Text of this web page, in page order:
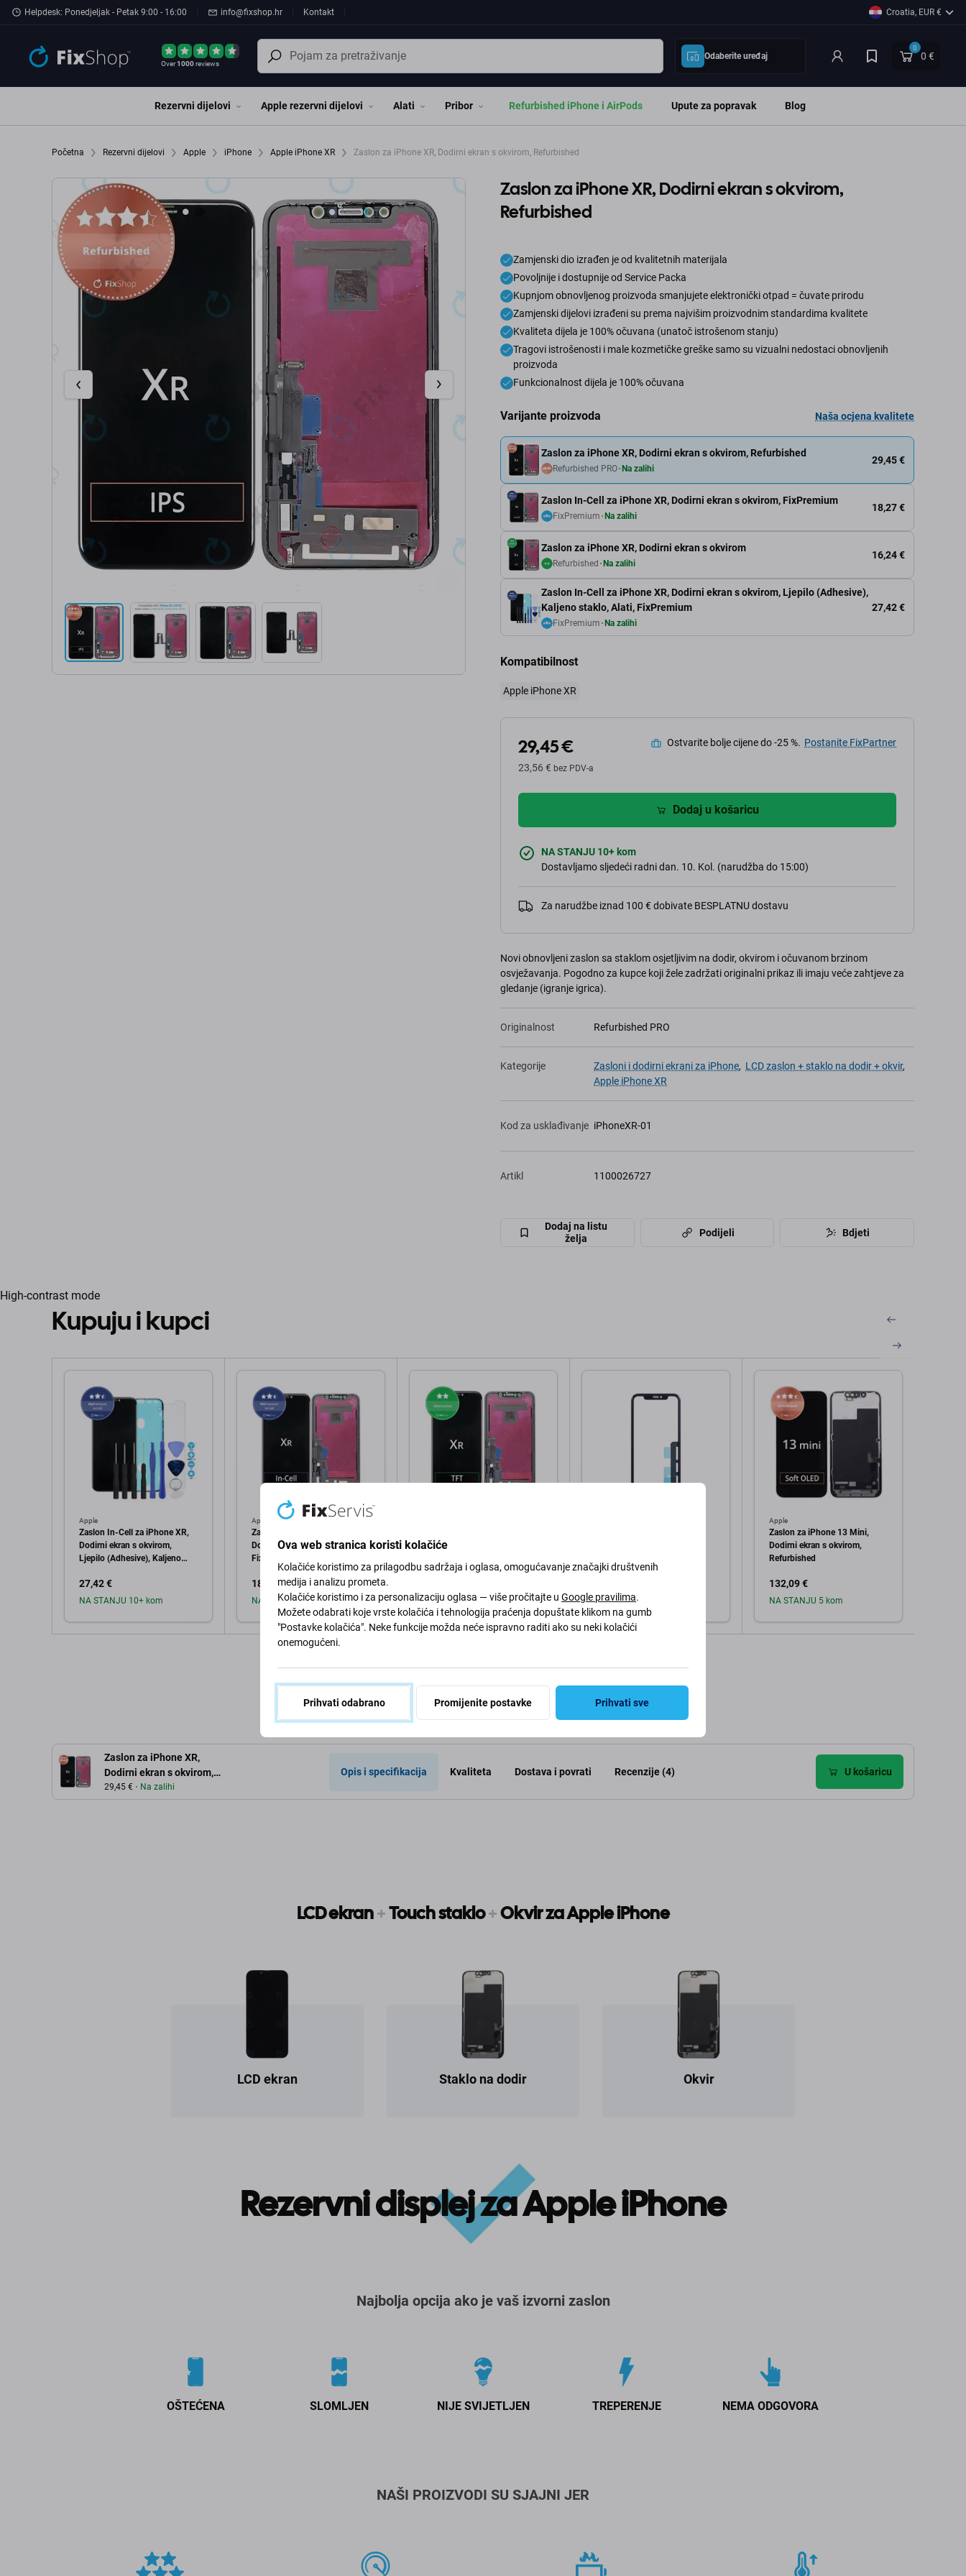
Preskočiť na hlavný obsah
Helpdesk: Ponedjeljak - Petak 9:00 - 16:00 info@fixshop.hr Kontakt Croatia, EUR €
Over1000reviews
Odaberite uređaj
0
0 €
Rezervni dijelovi Apple rezervni dijelovi Alati Pribor Refurbished iPhone i AirPods Upute za popravak Blog
Početna Rezervni dijelovi Apple iPhone Apple iPhone XR Zaslon za iPhone XR, Dodirni ekran s okvirom, Refurbished
Zaslon za iPhone XR, Dodirni ekran s okvirom,
Refurbished
Zamjenski dio izrađen je od kvalitetnih materijala
Povoljnije i dostupnije od Service Packa
Kupnjom obnovljenog proizvoda smanjujete elektronički otpad = čuvate prirodu
Zamjenski dijelovi izrađeni su prema najvišim proizvodnim standardima kvalitete
Kvaliteta dijela je 100% očuvana (unatoč istrošenom stanju)
Tragovi istrošenosti i male kozmetičke greške samo su vizualni nedostaci obnovljenih
proizvoda
Funkcionalnost dijela je 100% očuvana
Varijante proizvoda Naša ocjena kvalitete
Zaslon za iPhone XR, Dodirni ekran s okvirom, Refurbished
Refurbished PRO Na zalihi
29,45 €
Zaslon In-Cell za iPhone XR, Dodirni ekran s okvirom, FixPremium
FixPremium Na zalihi
18,27 €
Zaslon za iPhone XR, Dodirni ekran s okvirom
Refurbished Na zalihi
16,24 €
Zaslon In-Cell za iPhone XR, Dodirni ekran s okvirom, Ljepilo (Adhesive),
Kaljeno staklo, Alati, FixPremium
FixPremium Na zalihi
27,42 €
Kompatibilnost
Apple iPhone XR
29,45 €
23,56 € bez PDV-a
Ostvarite bolje cijene do -25 %. Postanite FixPartner
Dodaj u košaricu
NA STANJU 10+ kom
Dostavljamo sljedeći radni dan. 10. Kol. (narudžba do 15:00)
Za narudžbe iznad 100 € dobivate BESPLATNU dostavu
Novi obnovljeni zaslon sa staklom osjetljivim na dodir, okvirom i očuvanom brzinom
osvježavanja. Pogodno za kupce koji žele zadržati originalni prikaz ili imaju veće zahtjeve za
gledanje (igranje igrica).
Originalnost Refurbished PRO
Kategorije Zasloni i dodirni ekrani za iPhone, LCD zaslon + staklo na dodir + okvir,
Apple iPhone XR
Kod za usklađivanje iPhoneXR-01
Artikl 1100026727
Dodaj na listu
želja
Podijeli Bdjeti
High-contrast mode
Kupuju i kupci
Apple
Zaslon In-Cell za iPhone XR,
Dodirni ekran s okvirom,
Ljepilo (Adhesive), Kaljeno
27,42 €
NA STANJU 10+ kom
Dodaj u košaricu
Apple
Zaslon In-Cell za iPhone XR,
Dodirni ekran s okvirom,
FixPremium
18,27 €
NA STANJU 10+ kom
ekran s okvirom
NA STANJU 10+ kom NA STANJU 3 kom
Apple
Zaslon za iPhone 13 Mini,
Dodirni ekran s okvirom,
Refurbished
132,09 €
NA STANJU 5 kom
Zaslon za iPhone XR,
Dodirni ekran s okvirom,
Refurbished
29,45 € Na zalihi
Opis i specifikacija Kvaliteta Dostava i povrati Recenzije (4) U košaricu
LCD ekran+Touch staklo+Okvir za Apple iPhone
LCD ekran Staklo na dodir Okvir
Rezervni displej za Apple iPhone
Najbolja opcija ako je vaš izvorni zaslon
OŠTEĆENA SLOMLJEN NIJE SVIJETLJEN TREPERENJE NEMA ODGOVORA
NAŠI PROIZVODI SU SJAJNI JER
Ova web stranica koristi kolačiće
Kolačiće koristimo za prilagodbu sadržaja i oglasa, omogućavanje značajki društvenih
medija i analizu prometa.
Kolačiće koristimo i za personalizaciju oglasa — više pročitajte u Google pravilima.
Možete odabrati koje vrste kolačića i tehnologija praćenja dopuštate klikom na gumb
"Postavke kolačića". Neke funkcije možda neće ispravno raditi ako su neki kolačići
onemogućeni.
Prihvati odabrano Promijenite postavke Prihvati sve